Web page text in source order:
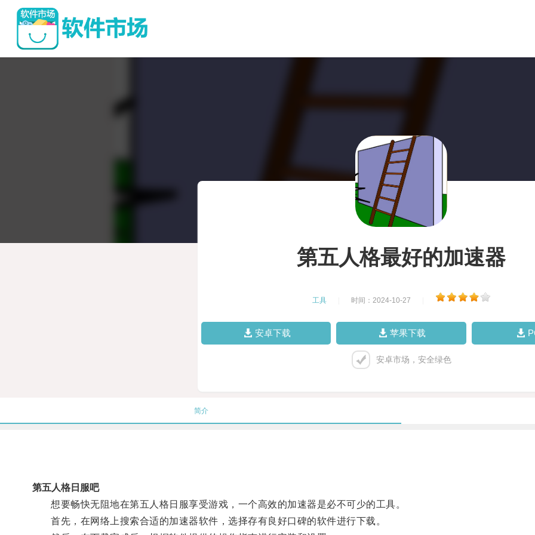
第五人格最好的加速器
工具 时间：2024-10-27
安卓下载 苹果下载
安卓市场，安全绿色
简介
第五人格日服吧
想要畅快无阻地在第五人格日服享受游戏，一个高效的加速器是必不可少的工具。
首先，在网络上搜索合适的加速器软件，选择存有良好口碑的软件进行下载。